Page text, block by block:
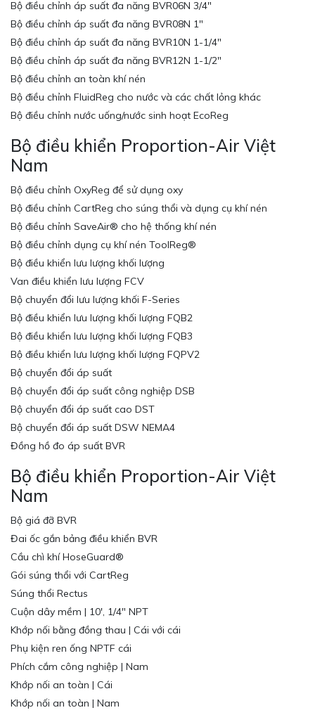
Bộ điều chỉnh áp suất đa năng BVR06N 3/4″
Bộ điều chỉnh áp suất đa năng BVR08N 1″
Bộ điều chỉnh áp suất đa năng BVR10N 1-1/4″
Bộ điều chỉnh áp suất đa năng BVR12N 1-1/2″
Bộ điều chỉnh an toàn khí nén
Bộ điều chỉnh FluidReg cho nước và các chất lỏng khác
Bộ điều chỉnh nước uống/nước sinh hoạt EcoReg
Bộ điều khiển Proportion-Air Việt
Nam
Bộ điều chỉnh OxyReg để sử dụng oxy
Bộ điều chỉnh CartReg cho súng thổi và dụng cụ khí nén
Bộ điều chỉnh SaveAir® cho hệ thống khí nén
Bộ điều chỉnh dụng cụ khí nén ToolReg®
Bộ điều khiển lưu lượng khối lượng
Van điều khiển lưu lượng FCV
Bộ chuyển đổi lưu lượng khối F-Series
Bộ điều khiển lưu lượng khối lượng FQB2
Bộ điều khiển lưu lượng khối lượng FQB3
Bộ điều khiển lưu lượng khối lượng FQPV2
Bộ chuyển đổi áp suất
Bộ chuyển đổi áp suất công nghiệp DSB
Bộ chuyển đổi áp suất cao DST
Bộ chuyển đổi áp suất DSW NEMA4
Đồng hồ đo áp suất BVR
Bộ điều khiển Proportion-Air Việt
Nam
Bộ giá đỡ BVR
Đai ốc gắn bảng điều khiển BVR
Cầu chì khí HoseGuard®
Gói súng thổi với CartReg
Súng thổi Rectus
Cuộn dây mềm | 10′, 1/4″ NPT
Khớp nối bằng đồng thau | Cái với cái
Phụ kiện ren ống NPTF cái
Phích cắm công nghiệp | Nam
Khớp nối an toàn | Cái
Khớp nối an toàn | Nam